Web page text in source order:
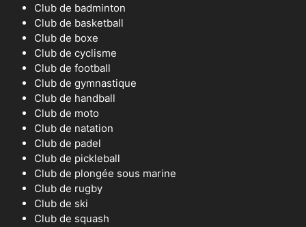
Club de badminton
Club de basketball
Club de boxe
Club de cyclisme
Club de football
Club de gymnastique
Club de handball
Club de moto
Club de natation
Club de padel
Club de pickleball
Club de plongée sous marine
Club de rugby
Club de ski
Club de squash